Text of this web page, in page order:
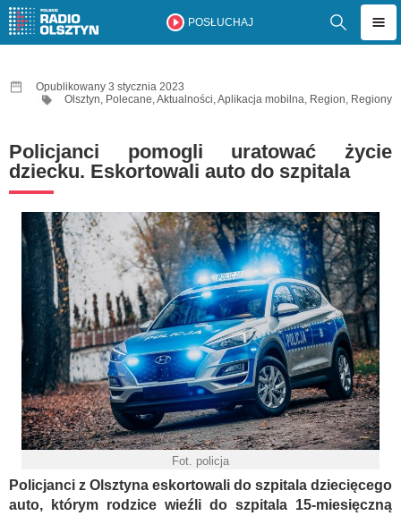
POSŁUCHAJ
Opublikowany 3 stycznia 2023
Olsztyn, Polecane,Aktualności,Aplikacja mobilna, Region, Regiony
Policjanci pomogli uratować życie
dziecku. Eskortowali auto do szpitala
Fot. policja
Policjanci z Olsztyna eskortowali do szpitala dziecięcego
auto, którym rodzice wieźli do szpitala 15-miesięczną